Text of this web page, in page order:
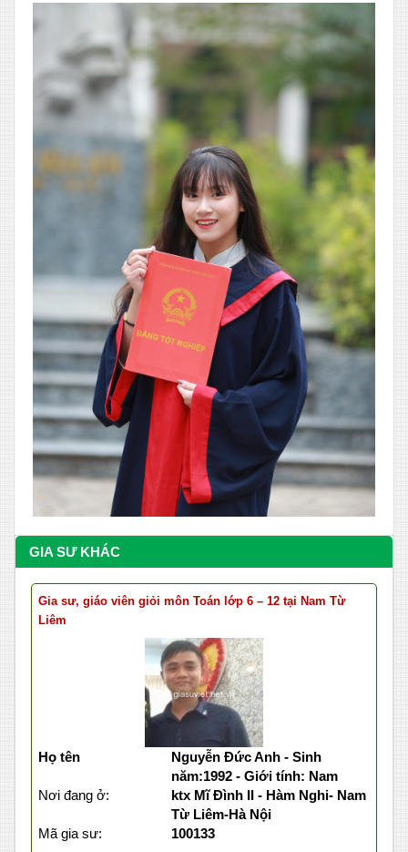
GIA SƯ KHÁC
Gia sư, giáo viên giỏi môn Toán lớp 6 – 12 tại Nam Từ
Liêm
Họ tên
Nguyễn Đức Anh - Sinh
năm:1992 - Giới tính: Nam
Nơi đang ở:
ktx Mĩ Đình II - Hàm Nghi- Nam
Từ Liêm-Hà Nội
Mã gia sư:
100133